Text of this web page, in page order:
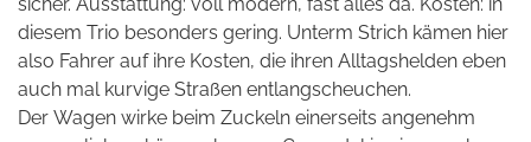
diesem Trio besonders gering. Unterm Strich kämen hier
also Fahrer auf ihre Kosten, die ihren Alltagshelden eben
auch mal kurvige Straßen entlangscheuchen.
Der Wagen wirke beim Zuckeln einerseits angenehm